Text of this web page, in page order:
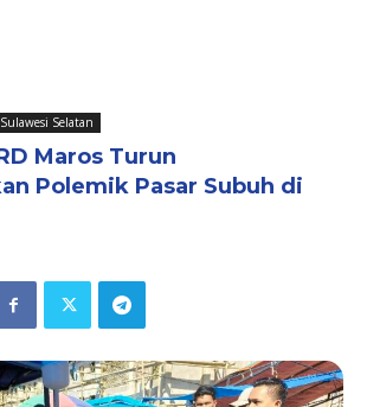
Sulawesi Selatan
Maros Turun
Polemik Pasar Subuh di